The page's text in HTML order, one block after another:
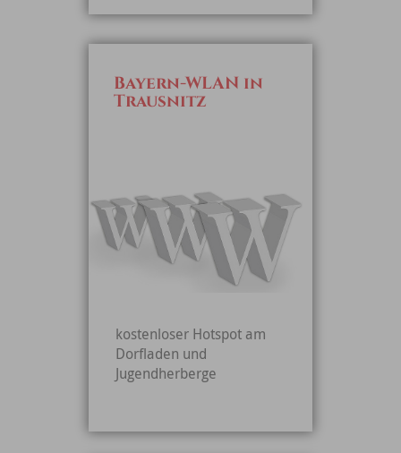
Bayern-WLAN in
Trausnitz
kostenloser Hotspot am
Dorfladen und
Jugendherberge